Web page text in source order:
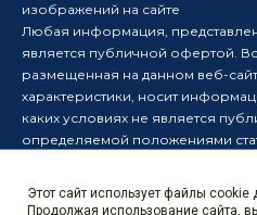
изображений на сайте
Любая информация,
является публичной офертой.
размещенная на данном веб-
характеристики, носит
каких условиях не является
определяемой положениями
Производитель оставляет за
порядке вносить изменения в
Этот сайт использует файлы cookie
Продолжая использование сайта,